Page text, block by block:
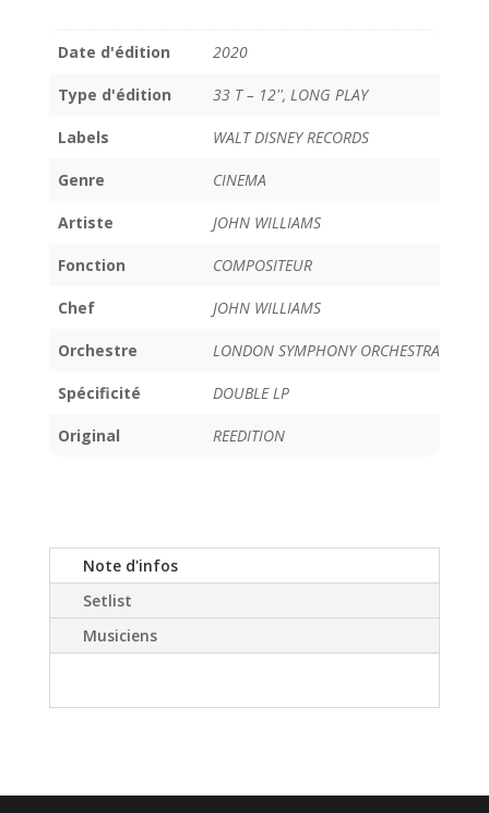
Date d'édition 2020
Type d'édition 33 T – 12'', LONG PLAY
Labels WALT DISNEY RECORDS
Genre CINEMA
Artiste JOHN WILLIAMS
Fonction COMPOSITEUR
Chef JOHN WILLIAMS
Orchestre LONDON SYMPHONY ORCHESTRA
Spécificité DOUBLE LP
Original REEDITION
Note d'infos
Setlist
Musiciens